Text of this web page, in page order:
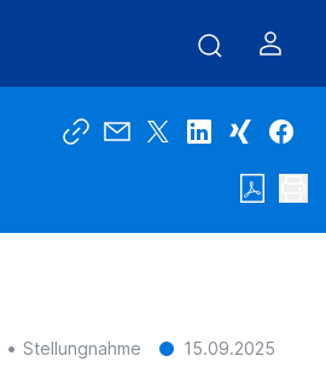
• Stellungnahme 15.09.2025